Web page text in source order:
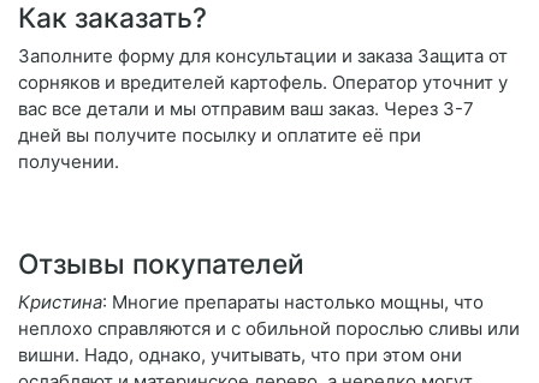
Как заказать?
Заполните форму для консультации и заказа Защита от
сорняков и вредителей картофель. Оператор уточнит у
вас все детали и мы отправим ваш заказ. Через 3-7
дней вы получите посылку и оплатите её при
получении.
Отзывы покупателей
Кристина: Многие препараты настолько мощны, что
неплохо справляются и с обильной порослью сливы или
вишни. Надо, однако, учитывать, что при этом они